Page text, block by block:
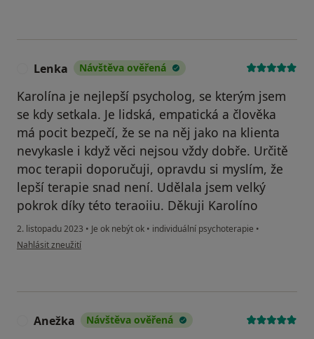
Lenka Návštěva ověřená
Karolína je nejlepší psycholog, se kterým jsem
se kdy setkala. Je lidská, empatická a člověka
má pocit bezpečí, že se na něj jako na klienta
nevykasle i když věci nejsou vždy dobře. Určitě
moc terapii doporučuji, opravdu si myslím, že
lepší terapie snad není. Udělala jsem velký
pokrok díky této teraoiiu. Děkuji Karolíno
2. listopadu 2023 • Je ok nebýt ok • individuální psychoterapie •
podle názoru uživatele Lenka
Nahlásit zneužití
Anežka Návštěva ověřená